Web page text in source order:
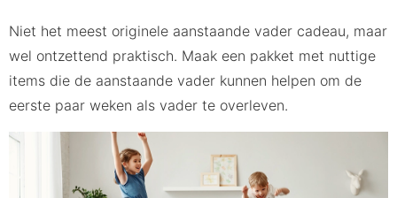
Niet het meest originele aanstaande vader cadeau, maar
wel ontzettend praktisch. Maak een pakket met nuttige
items die de aanstaande vader kunnen helpen om de
eerste paar weken als vader te overleven.